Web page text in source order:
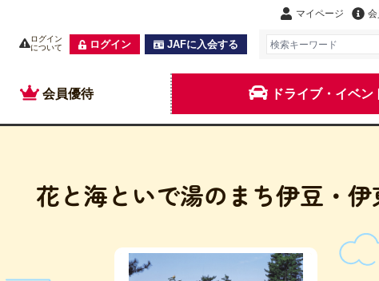
マイページ
ログイン
について
ログイン JAFに入会する
会員優待 ドライブ・イベン
花と海といで湯のまち伊豆・伊